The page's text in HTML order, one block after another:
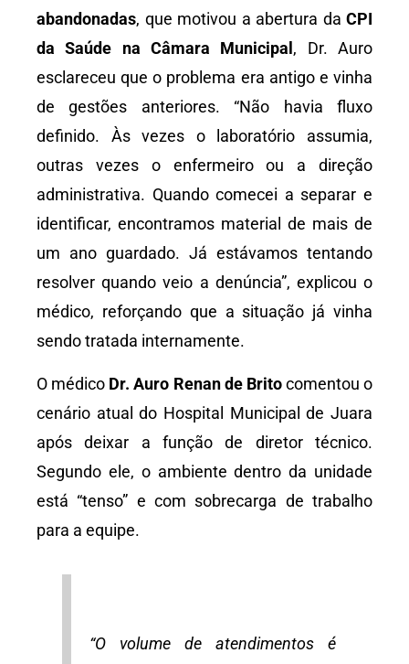
abandonadas, que motivou a abertura da CPI
da Saúde na Câmara Municipal , Dr. Auro
esclareceu que o problema era antigo e vinha
de gestões anteriores. “Não havia fluxo
definido. Às vezes o laboratório assumia,
outras vezes o enfermeiro ou a direção
administrativa. Quando comecei a separar e
identificar, encontramos material de mais de
um ano guardado. Já estávamos tentando
resolver quando veio a denúncia”, explicou o
médico, reforçando que a situação já vinha
sendo tratada internamente.
O médico Dr. Auro Renan de Britocomentou o
cenário atual do Hospital Municipal de Juara
após deixar a função de diretor técnico.
Segundo ele, o ambiente dentro da unidade
está “tenso” e com sobrecarga de trabalho
para a equipe.
“O volume de atendimentos é